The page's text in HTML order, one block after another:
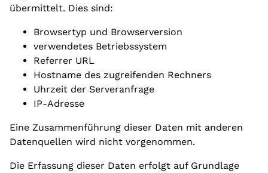
übermittelt. Dies sind:
Browsertyp und Browserversion
verwendetes Betriebssystem
Referrer URL
Hostname des zugreifenden Rechners
Uhrzeit der Serveranfrage
IP-Adresse
Eine Zusammenführung dieser Daten mit anderen
Datenquellen wird nicht vorgenommen.
Die Erfassung dieser Daten erfolgt auf Grundlage